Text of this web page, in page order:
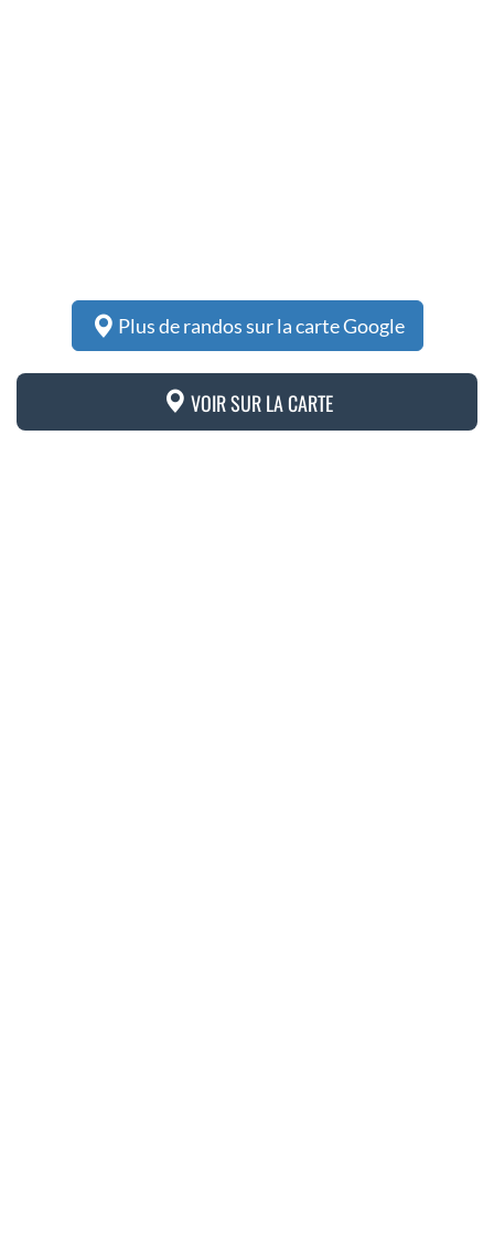
Plus de randos sur la carte Google
VOIR SUR LA CARTE